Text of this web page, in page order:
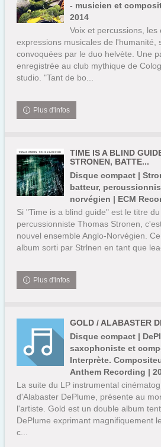
- musicien et
2014
Voix et percussions, les
expressions musicales de l'humanité,
convoquées par le duo helvète. Une
enregistrée au club mythique de
studio. "Tant de bo...
Plus d'infos
TIME IS A BLIND
STRONEN, BATTE...
Disque compact |
batteur,
norvégien | ECM
Si "Time is a blind guide" est le titre
percussionniste Thomas Stronen,
nouvel ensemble Anglo-Norvégien.
album sorti par Strlnen en tant que
Plus d'infos
GOLD / ALABASTER
Disque compact |
saxophoniste et
Interprète.
Anthem Recording |
La suite du LP instrumental
d'Alabaster DePlume, présente au
l'artiste. Gold est un double album
DePlume exprimant magnifiquement
c...